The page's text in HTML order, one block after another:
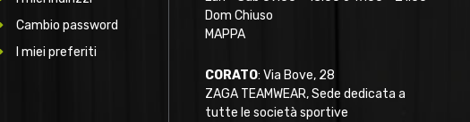
Dom Chiuso
MAPPA
CORATO: Via Bove, 28
ZAGA TEAMWEAR, Sede dedicata a
tutte le società sportive
Cambio password
I miei preferiti